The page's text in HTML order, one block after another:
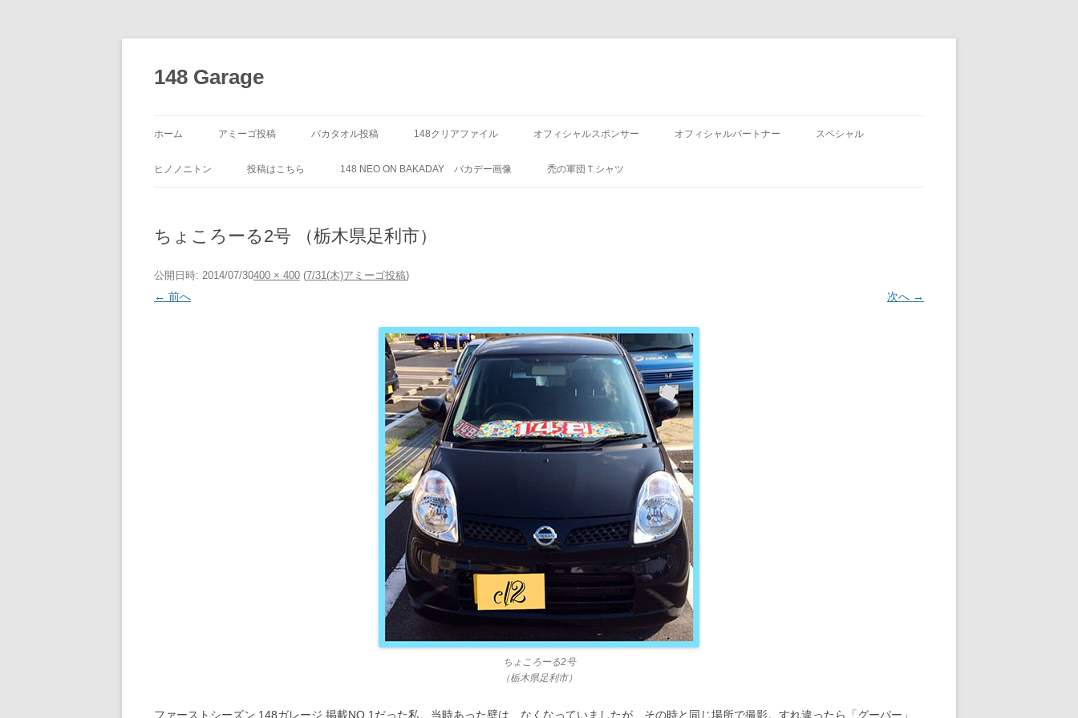
ン
ツ
ッ
148 Garage
ホーム アミーゴ投稿 バカタオル投稿 148クリアファイル オフィシャルスポンサー オフィシャルパートナー スペシャル
ヒノノニトン 投稿はこちら 148 NEO ON BAKADAY バカデー画像 禿の軍団Ｔシャツ
ちょころーる2号 （栃木県足利市）
公開日時: 2014/07/30400 × 400 (7/31(木)アミーゴ投稿)
← 前へ 次へ →
ちょころーる2号
（栃木県足利市）
ファーストシーズン 148ガレージ 掲載NO.1だった私。当時あった壁は、なくなっていましたが、その時と同じ場所で撮影。すれ違ったら「グーパー」